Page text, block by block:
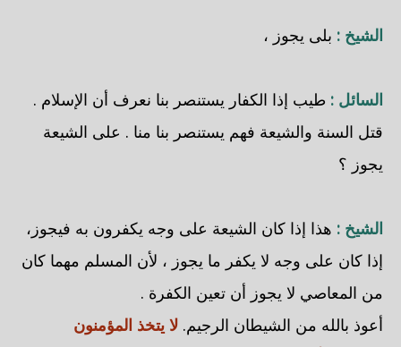
الشيخ : بلى يجوز ،
السائل : طيب إذا الكفار يستنصر بنا نعرف أن الإسلام .
قتل السنة والشيعة فهم يستنصر بنا منا . على الشيعة
يجوز ؟
الشيخ : هذا إذا كان الشيعة على وجه يكفرون به فيجوز،
إذا كان على وجه لا يكفر ما يجوز ، لأن المسلم مهما كان
من المعاصي لا يجوز أن تعين الكفرة .
أعوذ بالله من الشيطان الرجيم. لا يتخذ المؤمنون